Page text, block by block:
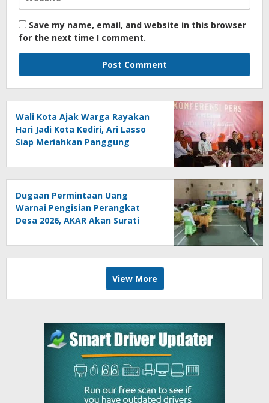
Save my name, email, and website in this browser
for the next time I comment.
Wali Kota Ajak Warga Rayakan
Hari Jadi Kota Kediri, Ari Lasso
Siap Meriahkan Panggung
Dugaan Permintaan Uang
Warnai Pengisian Perangkat
Desa 2026, AKAR Akan Surati
View More